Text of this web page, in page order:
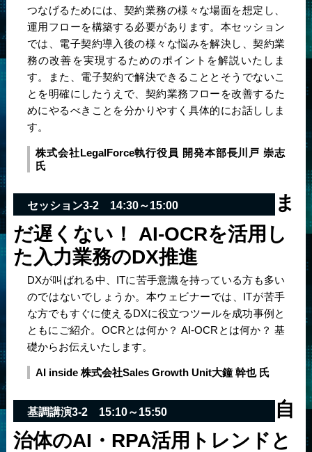
つなげるためには、契約業務の様々な場面を想定し、
運用フローを構築する必要があります。本セッション
では、電子契約導入後の様々な悩みを解決し、契約業
務の改善を実現するためのポイントを解説いたしま
す。また、電子契約で解決できることとそうでないこ
とを明確にしたうえで、契約業務フローを改善するた
めにやるべきことを分かりやすく具体的にお話ししま
す。
株式会社LegalForce執行役員 開発本部長川戸 崇志
氏
セッション3-2 14:30～15:00
ま
だ遅くない！ AI-OCRを活用し
た入力業務のDX推進
DXが叫ばれる中、ITに苦手意識を持っている方も多い
のではないでしょうか。本ウェビナーでは、ITが苦手
な方でもすぐに使えるDXに役立つツールを成功事例と
ともにご紹介。OCRとは何か？ AI-OCRとは何か？ 基
礎からお伝えいたします。
AI inside 株式会社Sales Growth Unit大鐘 幹也 氏
基調講演3-215:10～15:50
自
治体のAI・RPA活用トレンドと